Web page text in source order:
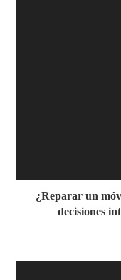
¿Reparar un
decisiones